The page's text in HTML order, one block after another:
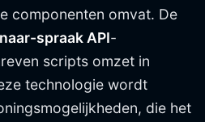
componenten omvat. De
spraak API-
scripts omzet in
technologie wordt
die het